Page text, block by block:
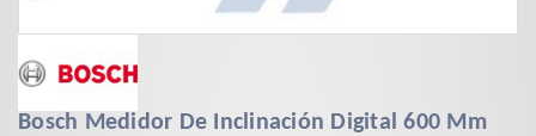
Bosch Medidor De Inclinación Digital 600 Mm